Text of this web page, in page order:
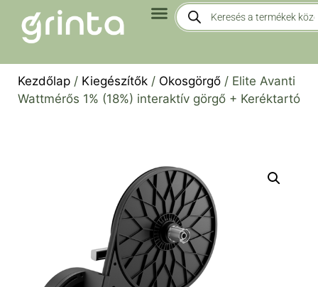
Kezdőlap / Kiegészítők / Okosgörgő / Elite Avanti
Wattmérős 1% (18%) interaktív görgő + Keréktartó